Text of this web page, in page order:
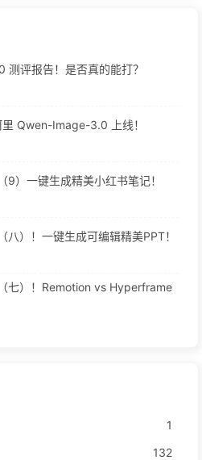
评报告！是否真的能打？
Qwen-Image-3.0 上线！
9）一键生成精美小红书笔记！
八）！一键生成可编辑精美PPT！
七）！Remotion vs Hyperframe
1
132